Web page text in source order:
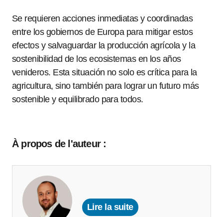
Se requieren acciones inmediatas y coordinadas
entre los gobiernos de Europa para mitigar estos
efectos y salvaguardar la producción agrícola y la
sostenibilidad de los ecosistemas en los años
venideros. Esta situación no solo es crítica para la
agricultura, sino también para lograr un futuro más
sostenible y equilibrado para todos.
À propos de l'auteur :
Lire la suite